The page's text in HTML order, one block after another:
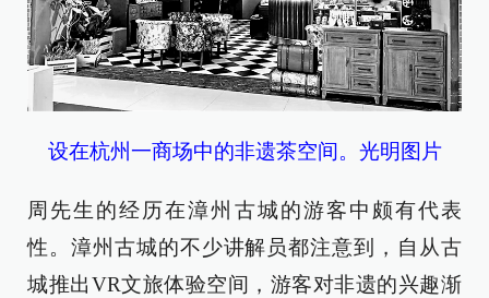
设在杭州一商场中的非遗茶空间。光明图片
周先生的经历在漳州古城的游客中颇有代表
性。漳州古城的不少讲解员都注意到，自从古
城推出VR文旅体验空间，游客对非遗的兴趣渐